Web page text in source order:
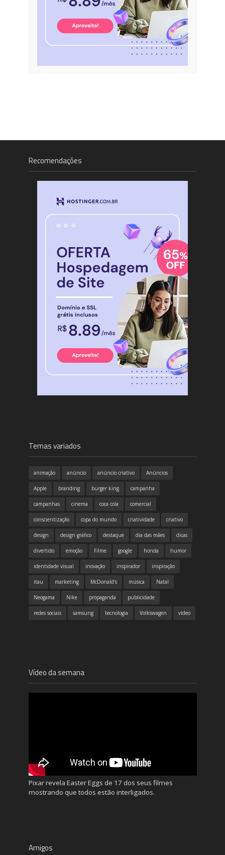
Recomendações
Temas variados
animação anúncio anúncio criativo Anúncios
Apple branding burger king campanha
campanhas cinema coca cola comercial
conscientização copa do mundo criatividade criativo
design design gráfico destaque dia das mães dicas
divertido emoção Filme google honda humor
identidade visual inovação inspirador inspiração
itau marketing McDonald's música Natal
Neogama Nike propaganda publicidade
redes sociais samsung tecnologia Volkswagen vídeo
Vídeo da semana
Pixar revela Easter Eggs de 17 dos seus filmes
mostrando que todos estão interligados.
Amigos